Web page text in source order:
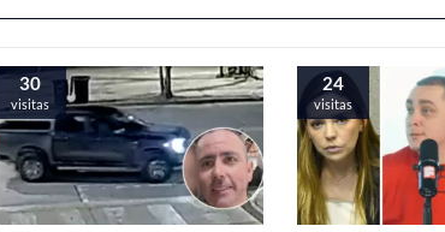
30
visitas
24
visitas